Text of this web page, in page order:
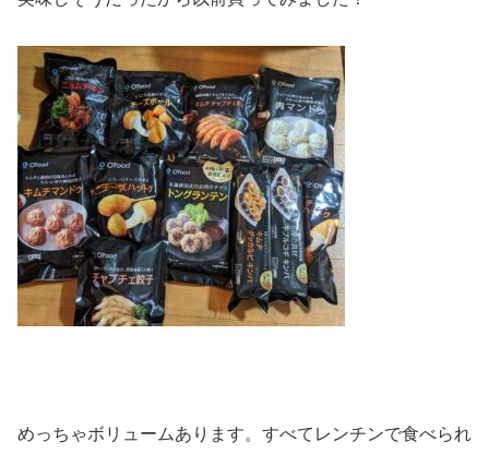
めっちゃボリュームあります。すべてレンチンで食べられ